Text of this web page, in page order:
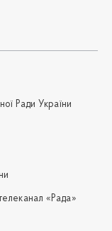
Ради України
«Рада»